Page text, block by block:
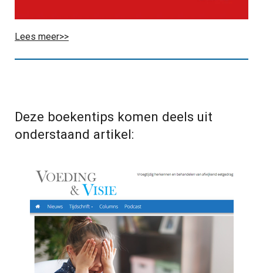
Lees meer>>
Deze boekentips komen deels uit
onderstaand artikel: